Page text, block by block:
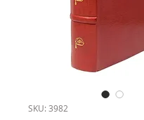
SKU: 3982